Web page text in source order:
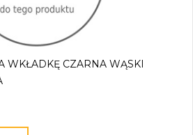
WKŁADKĘ CZARNA WĄSKI